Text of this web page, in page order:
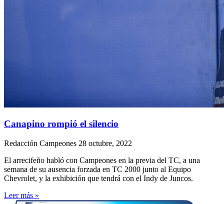
Canapino rompió el silencio
Redacción Campeones 28 octubre, 2022
El arrecifeño habló con Campeones en la previa del TC, a una
semana de su ausencia forzada en TC 2000 junto al Equipo
Chevrolet, y la exhibición que tendrá con el Indy de Juncos.
Leer más »